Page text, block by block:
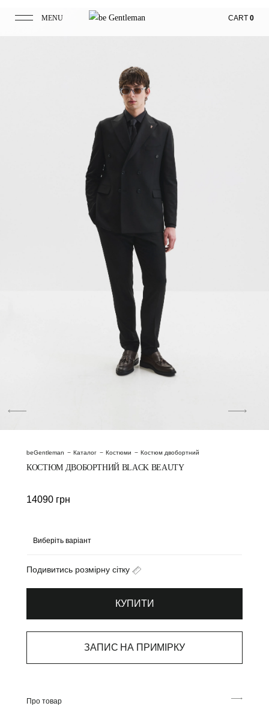
MENU CART 0
beGentleman Каталог Костюми Костюм двобортний
КОСТЮМ ДВОБОРТНИЙ BLACK BEAUTY
14090 грн
Подивитись розмірну сітку
КУПИТИ
ЗАПИС НА ПРИМІРКУ
Про товар